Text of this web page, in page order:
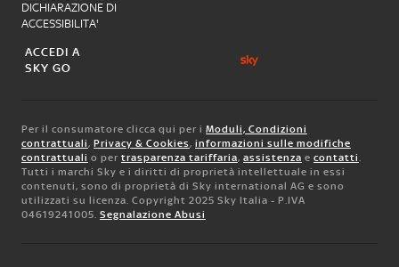
DICHIARAZIONE DI
ACCESSIBILITA'
ACCEDI A
SKY GO
Per il consumatore clicca qui per i Moduli, Condizioni
contrattuali, Privacy & Cookies, informazioni sulle modifiche
contrattuali o per trasparenza tariffaria, assistenza e contatti.
Tutti i marchi Sky e i diritti di proprietà intellettuale in essi
contenuti, sono di proprietà di Sky international AG e sono
utilizzati su licenza. Copyright 2025 Sky Italia - P.IVA
04619241005. Segnalazione Abusi